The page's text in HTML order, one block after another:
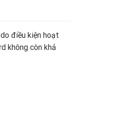
điều kiện hoạt
không còn khả